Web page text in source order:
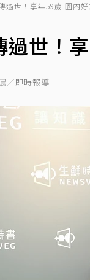
過世！享年59歲 圈內好
過世！
／即時報導